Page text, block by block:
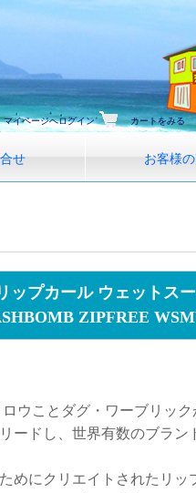
マイページへログイン カートをみる
せ お客様
ップカール ウェットス
ZIPFREE
ウことダグ・ワーブリッ
ードし、世界有数のブラン
めにクリエイトされたリ